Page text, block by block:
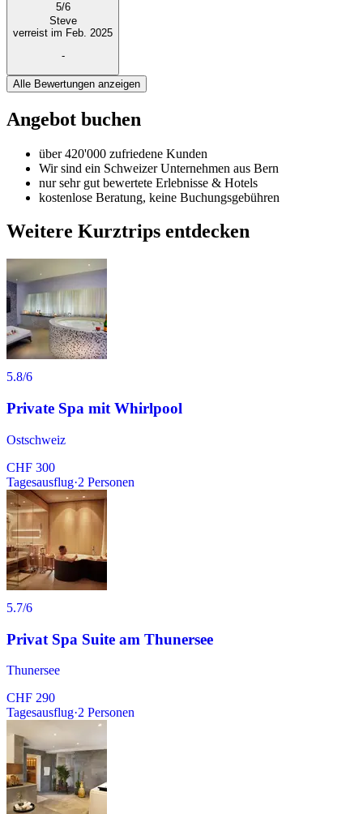
5/6
Steve
verreist im Feb. 2025
-
Alle Bewertungen anzeigen
Angebot buchen
über 420'000 zufriedene Kunden
Wir sind ein Schweizer Unternehmen aus Bern
nur sehr gut bewertete Erlebnisse & Hotels
kostenlose Beratung, keine Buchungsgebühren
Weitere Kurztrips entdecken
5.8/6
Private Spa mit Whirlpool
Ostschweiz
CHF 300
Tagesausflug·2 Personen
5.7/6
Privat Spa Suite am Thunersee
Thunersee
CHF 290
Tagesausflug·2 Personen